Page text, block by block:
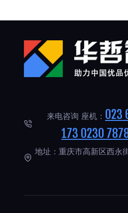
来电咨询 座机： 023
173 0230
地址：重庆市高新区西永